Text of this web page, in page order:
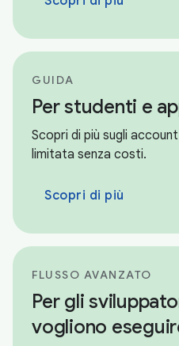
GUIDA
Per studenti e
Scopri di più sugli
limitata senza costi.
Scopri di più
FLUSSO AVANZATO
Per gli
vogliono